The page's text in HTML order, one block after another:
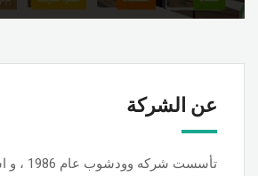
عن الشركة
تأسست